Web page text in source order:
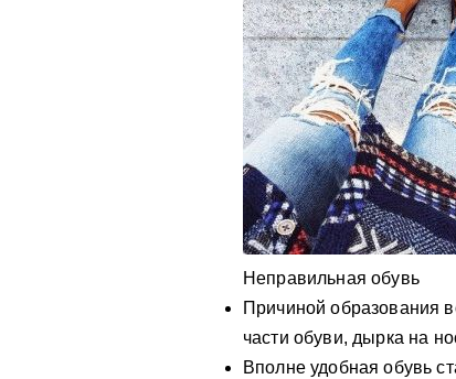
Неправильная обувь
Причиной образования
части обуви, дырка на
Вполне удобная обувь